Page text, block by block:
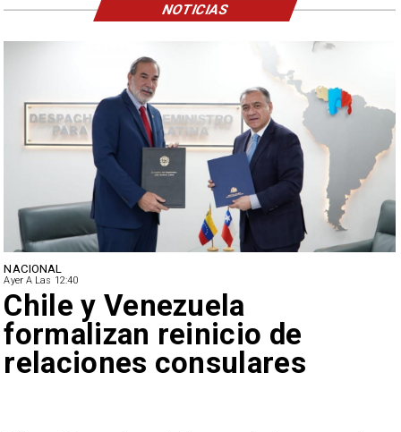
NACIONAL
Ayer A Las 12:40
Feriantes rechazan dichos
de Camila Flores sobre
Fabiola Campillai
NOTICIAS